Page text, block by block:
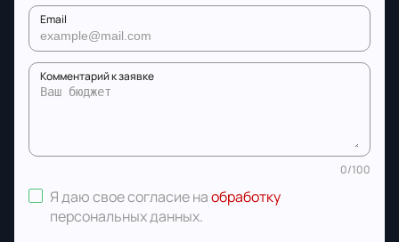
Email
Комментарий к заявке
0/100
Я даю свое согласие наобработку
персональных данных.